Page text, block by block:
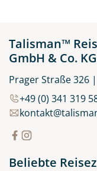
Talisman™
GmbH & Co. KG
Prager Straße 326
+49 (0) 341 319
Beliebte